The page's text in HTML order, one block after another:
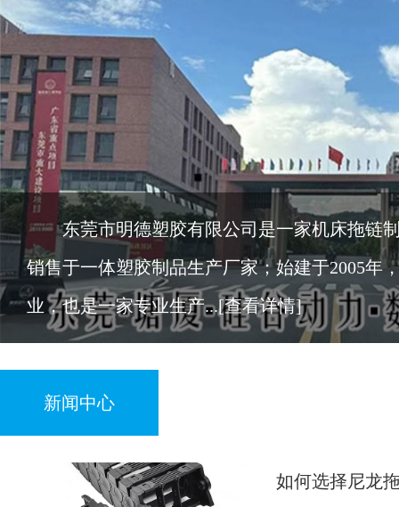
东莞市明德塑胶有限公司是一家机床拖链制
销售于一体塑胶制品生产厂家；始建于2005年
业，也是一家专业生产...[查看详情]
新闻中心
如何选择尼龙